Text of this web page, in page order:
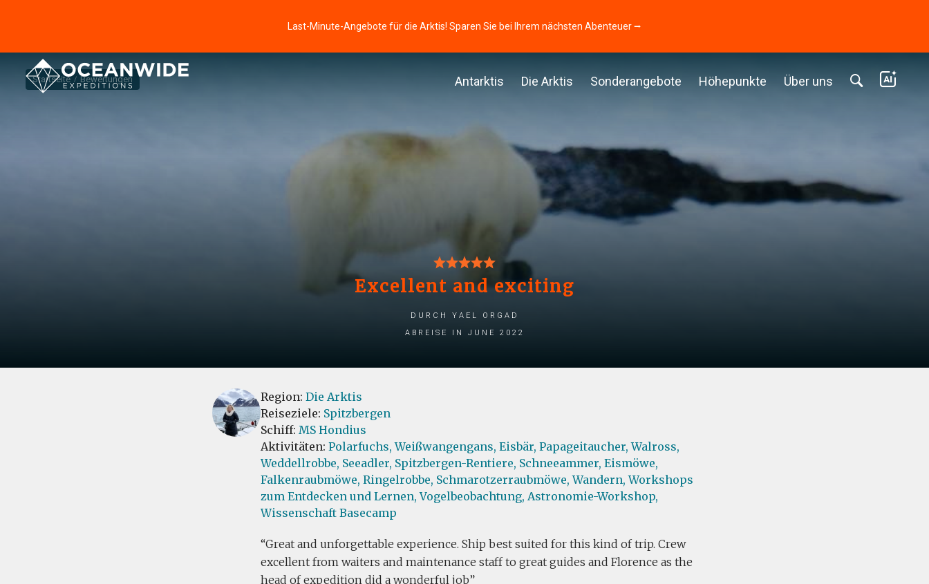
Last-Minute-Angebote für die Arktis! Sparen Sie bei Ihrem nächsten Abenteuer ⭢
Antarktis Die Arktis Sonderangebote Höhepunkte Über uns
Startseite Bewertungen
Excellent and exciting
durch Yael Orgad
Abreise in June 2022
Region: Die Arktis
Reiseziele: Spitzbergen
Schiff: MS Hondius
Aktivitäten: Polarfuchs, Weißwangengans, Eisbär, Papageitaucher, Walross,
Weddellrobbe, Seeadler, Spitzbergen-Rentiere, Schneeammer, Eismöwe,
Falkenraubmöwe, Ringelrobbe, Schmarotzerraubmöwe, Wandern, Workshops
zum Entdecken und Lernen, Vogelbeobachtung, Astronomie-Workshop,
Wissenschaft Basecamp
Great and unforgettable experience. Ship best suited for this kind of trip. Crew
excellent from waiters and maintenance staff to great guides and Florence as the
head of expedition did a wonderful job